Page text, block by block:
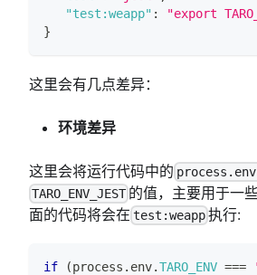
"test:weapp" :
"export
}
这里会有几点差异：
环境差异
这里会将运行代码中的
TARO_ENV_JEST 的值，主要用于一
面的代码将会在 test:weapp 执行:
if (process . env.TARO_ENV ===